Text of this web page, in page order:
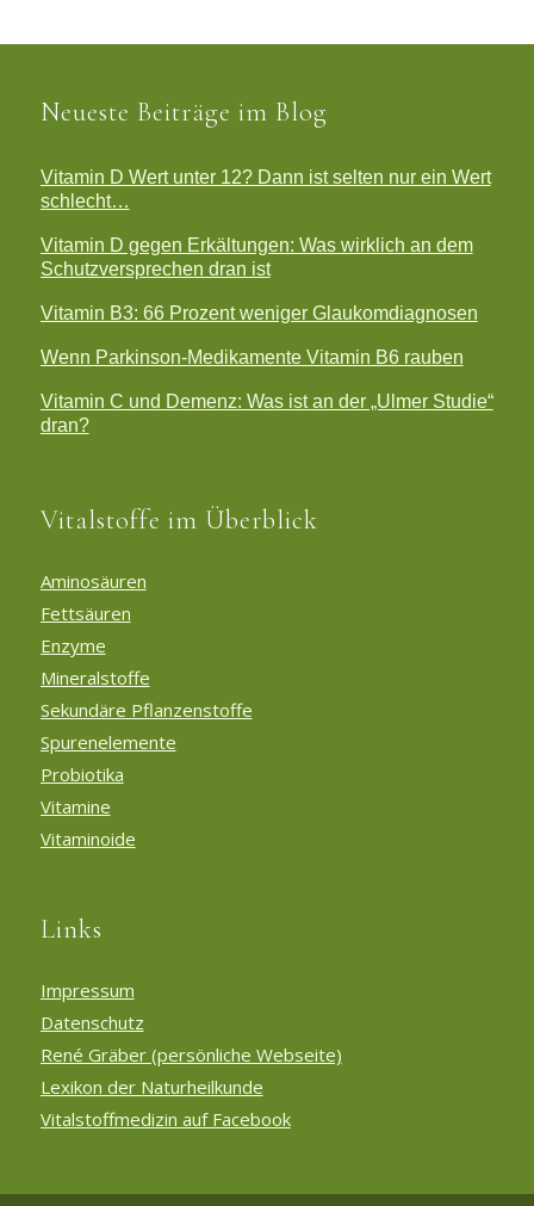
Neueste Beiträge im Blog
Vitamin D Wert unter 12? Dann ist selten nur ein Wert
schlecht…
Vitamin D gegen Erkältungen: Was wirklich an dem
Schutzversprechen dran ist
Vitamin B3: 66 Prozent weniger Glaukomdiagnosen
Wenn Parkinson-Medikamente Vitamin B6 rauben
Vitamin C und Demenz: Was ist an der „Ulmer Studie“
dran?
Vitalstoffe im Überblick
Aminosäuren
Fettsäuren
Enzyme
Mineralstoffe
Sekundäre Pflanzenstoffe
Spurenelemente
Probiotika
Vitamine
Vitaminoide
Links
Impressum
Datenschutz
René Gräber (persönliche Webseite)
Lexikon der Naturheilkunde
Vitalstoffmedizin auf Facebook